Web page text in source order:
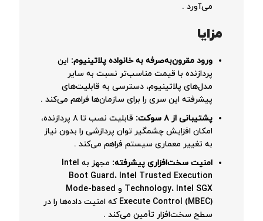
می‌آورد .
مزایا
ورود مقرون‌به‌صرفه به خانواده پلاتینیوم: این
پردازنده با قیمت مناسب‌تر نسبت به سایر
مدل‌های پلاتینیوم، دسترسی به قابلیت‌های
پیشرفته این سری را برای سازمان‌ها فراهم می‌کند .
پشتیبانی از ۸ سوکت:
قابلیت نصب تا ۸ پردازنده،
امکان افزایش چشمگیر توان پردازشی را بدون نیاز
به تغییر معماری سیستم فراهم می‌کند .
امنیت سخت‌افزاری پیشرفته:
مجهز به Intel
Boot Guard، Intel Trusted Execution
Technology، Intel SGX و Mode-based
Execute Control (MBEC) که امنیت داده‌ها را در
سطح سخت‌افزار تأمین می‌کند .